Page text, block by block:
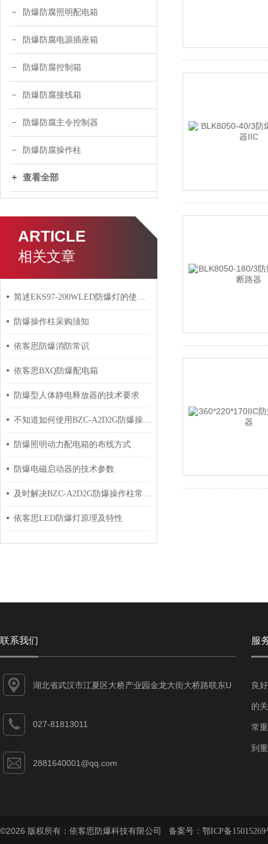
防爆防腐照明配电箱
防爆防腐电源插座箱
防爆防腐控制箱
防爆防腐接线箱
防爆防腐主令控制器
防爆防腐操作柱
查看全部
ARTICLE
相关文章
简述EKS97-200WLED防爆灯的使用方法
防爆操作柱采购须知
依客思防爆消防常识
依客思BXQ防爆配电箱
防爆型人体静电释放器的技术要求
不知道如何使用BZC-A2D2G防爆操作柱？进来看
防爆照明动力配电箱的布线方式
防爆电磁启动器的技术参数
及时解决BZC-A2D2G防爆操作柱常见问题对保障安全生产具有重要意义
依客思LED防爆灯原理及特性
联系我们
湖北省武汉市江夏区大桥产业园金龙大街大桥路联东U
027-81813011
2881640001@qq.com
服
良
的
常
到
©2026 版权所有：依客思防爆科技有限公司 备案号： 鄂ICP备15015269